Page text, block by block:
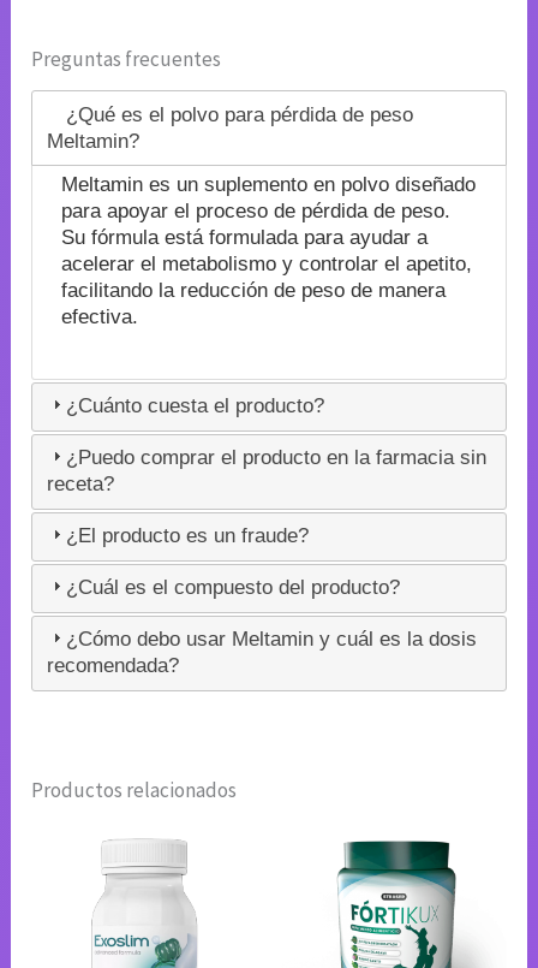
Preguntas frecuentes
¿Qué es el polvo para pérdida de peso
Meltamin?
Meltamin es un suplemento en polvo diseñado
para apoyar el proceso de pérdida de peso.
Su fórmula está formulada para ayudar a
acelerar el metabolismo y controlar el apetito,
facilitando la reducción de peso de manera
efectiva.
¿Cuánto cuesta el producto?
¿Puedo comprar el producto en la farmacia sin
receta?
¿El producto es un fraude?
¿Cuál es el compuesto del producto?
¿Cómo debo usar Meltamin y cuál es la dosis
recomendada?
Productos relacionados